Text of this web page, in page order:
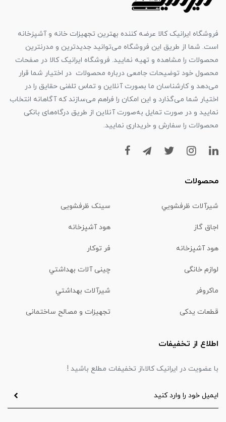
فروشگاه ایرانیک کالا عرضه کننده بهترین تجهیزات خانه و آشپزخانه
است. شما از طریق این فروشگاه می‌توانید جدیدترین و مدرنترین
محصولات را مشاهده و تهیه نمایید. فروشگاه ایرانیک کالا در صفحات
محصول خود توضیحات جامعی درباره محصولات در اختیار شما قرار
می‌دهد و کارشناسان ما بصورت آنلاین و تماس تلفنی حقایق را در
اختیار شما می‌گذارد و این امکان را فراهم می‌سازند که آگاهانه انتخاب
نمایید و در صورت تمایل به‌صورت آنلاین از طریق درگاه‌های بانکی
محصولات را سفارش و خریداری نمایید.
محصولات
شیرآلات ظرفشويي سینک ظرفشویی
اجاق گاز هود آشپزخانه
هود آشپزخانه فر توکار
لوازم خانگی چینی آلات بهداشتي
ماكروفر شیرآلات بهداشتي
قطعات یدکی تجهیزات و مصالح ساختمانی
اطلاع از تخفیفات
با عضویت در ایرانیک کالا،از تخفیفات مطلع باشید !